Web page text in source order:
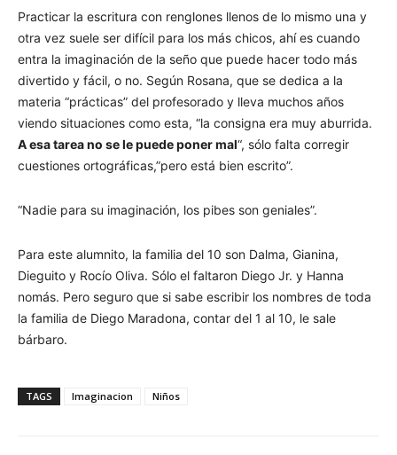
Practicar la escritura con renglones llenos de lo mismo una y
otra vez suele ser difícil para los más chicos, ahí es cuando
entra la imaginación de la seño que puede hacer todo más
divertido y fácil, o no. Según Rosana, que se dedica a la
materia “prácticas” del profesorado y lleva muchos años
viendo situaciones como esta, “la consigna era muy aburrida.
A esa tarea no se le puede poner mal“, sólo falta corregir
cuestiones ortográficas,”pero está bien escrito”.
“Nadie para su imaginación, los pibes son geniales”.
Para este alumnito, la familia del 10 son Dalma, Gianina,
Dieguito y Rocío Oliva. Sólo el faltaron Diego Jr. y Hanna
nomás. Pero seguro que si sabe escribir los nombres de toda
la familia de Diego Maradona, contar del 1 al 10, le sale
bárbaro.
TAGS Imaginacion Niños